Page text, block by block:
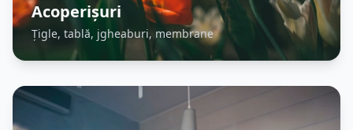
Acoperișuri
Țigle, tablă, jgheaburi, membrane